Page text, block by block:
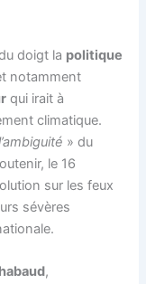
doigt la politique
notamment
qui irait à
climatique.
» du
le 16
sur les feux
sévères
,